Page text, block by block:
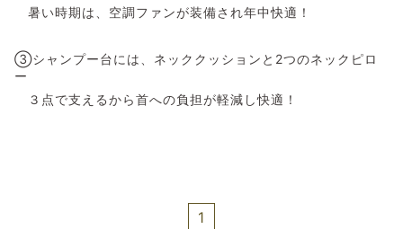
暑い時期は、空調ファンが装備され年中快適！
③シャンプー台には、ネッククッションと2つのネックピロ
ー
３点で支えるから首への負担が軽減し快適！
1